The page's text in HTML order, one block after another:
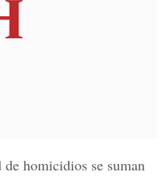
homicidios se suman